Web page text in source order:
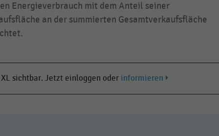
Energieverbrauch mit dem Anteil seiner
an der summierten Gesamtverkaufsfläche
sichtbar. Jetzt einloggen oderinformieren